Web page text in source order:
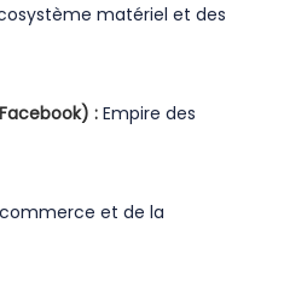
matériel et des
: Empire des
et de la